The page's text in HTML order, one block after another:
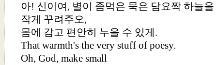
아! 신이여, 별이 좀먹은 묵은 담요짝 하늘을
작게 꾸려주오,
몸에 감고 편안히 누을 수 있게.
That warmth's the very stuff of poesy.
Oh, God, make small